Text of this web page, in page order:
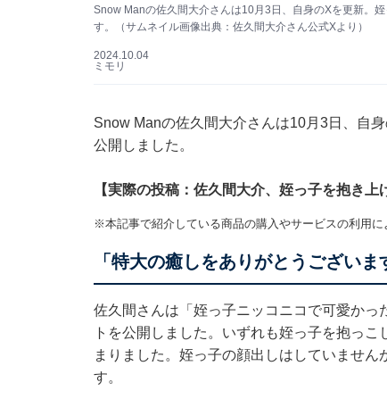
Snow Manの佐久間大介さんは10月3日、自身のXを更新。
す。（サムネイル画像出典：佐久間大介さん公式Xより）
2024.10.04
ミモリ
Snow Manの佐久間大介さんは10月3日、自
公開しました。
【実際の投稿：佐久間大介、姪っ子を抱き上
※本記事で紹介している商品の購入やサービスの利用
「特大の癒しをありがとうございま
佐久間さんは「姪っ子ニッコニコで可愛か
トを公開しました。いずれも姪っ子を抱っ
まりました。姪っ子の顔出しはしていませ
す。